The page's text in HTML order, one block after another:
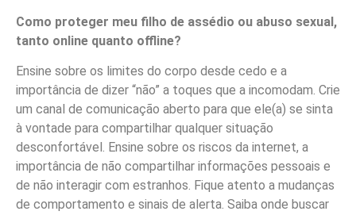
Como proteger meu filho de assédio ou abuso sexual,
tanto online quanto offline?
Ensine sobre os limites do corpo desde cedo e a
importância de dizer “não” a toques que a incomodam. Crie
um canal de comunicação aberto para que ele(a) se sinta
à vontade para compartilhar qualquer situação
desconfortável. Ensine sobre os riscos da internet, a
importância de não compartilhar informações pessoais e
de não interagir com estranhos. Fique atento a mudanças
de comportamento e sinais de alerta. Saiba onde buscar